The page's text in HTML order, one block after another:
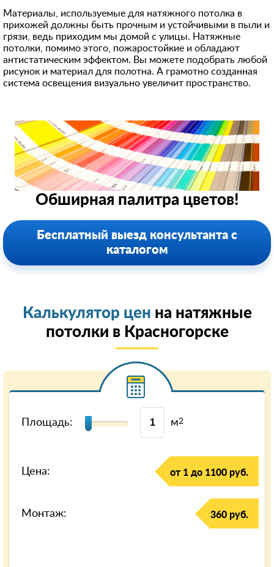
Материалы, используемые для натяжного потолка в
прихожей должны быть прочным и устойчивыми в пыли и
грязи, ведь приходим мы домой с улицы. Натяжные
потолки, помимо этого, пожаростойкие и обладают
антистатическим эффектом. Вы можете подобрать любой
рисунок и материал для полотна. А грамотно созданная
система освещения визуально увеличит пространство.
Обширная палитра цветов!
Бесплатный выезд консультанта с
каталогом
Калькулятор цен на натяжные
потолки в Красногорске
Площадь: м2
Цена: от 1 до 1100 руб.
Монтаж: 360 руб.